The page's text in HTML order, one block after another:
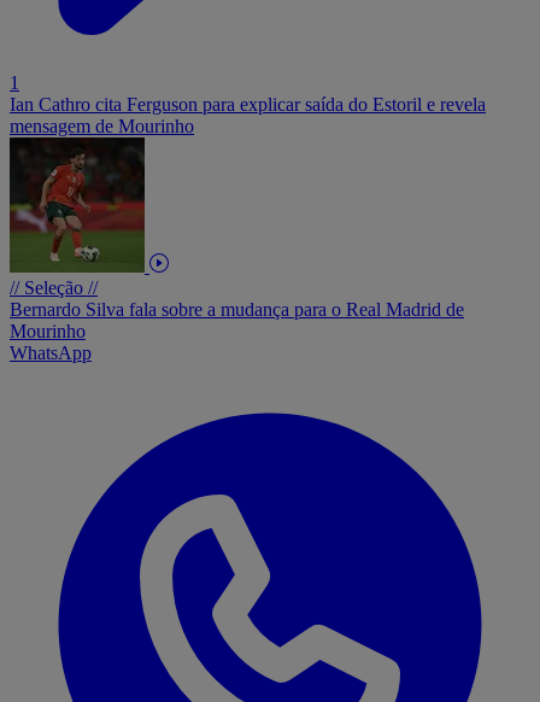
1
Ian Cathro cita Ferguson para explicar saída do Estoril e revela
mensagem de Mourinho
// Seleção //
Bernardo Silva fala sobre a mudança para o Real Madrid de
Mourinho
WhatsApp